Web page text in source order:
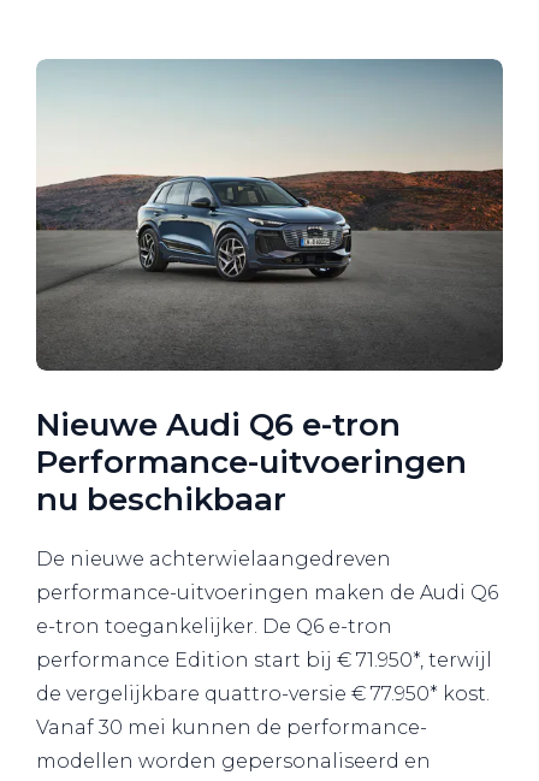
Nieuwe Audi Q6 e-tron
Performance-uitvoeringen
nu beschikbaar
De nieuwe achterwielaangedreven
performance-uitvoeringen maken de Audi Q6
e-tron toegankelijker. De Q6 e-tron
performance Edition start bij € 71.950*, terwijl
de vergelijkbare quattro-versie € 77.950* kost.
Vanaf 30 mei kunnen de performance-
modellen worden gepersonaliseerd en